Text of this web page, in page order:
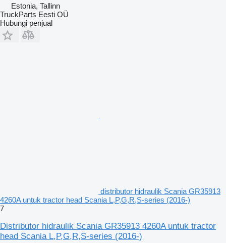
Estonia, Tallinn
TruckParts Eesti OÜ
Hubungi penjual
distributor hidraulik Scania GR35913
4260A untuk tractor head Scania L,P,G,R,S-series (2016-)
7
Distributor hidraulik Scania GR35913 4260A untuk tractor
head Scania L,P,G,R,S-series (2016-)